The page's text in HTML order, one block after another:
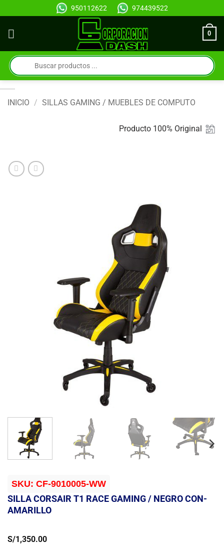
al
contenido
950112622 974439522
0
Búsqueda
de
productos
INICIO / SILLAS GAMING / MUEBLES DE COMPUTO
Producto 100% Original
SKU: CF-9010005-WW
SILLA CORSAIR T1 RACE GAMING / NEGRO CON-
AMARILLO
S/1,350.00